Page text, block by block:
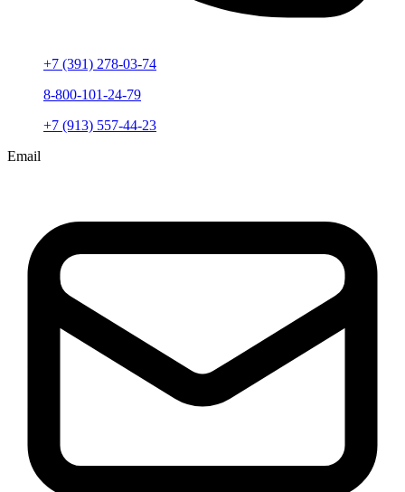
+7 (391) 278-03-74
8-800-101-24-79
+7 (913) 557-44-23
Email